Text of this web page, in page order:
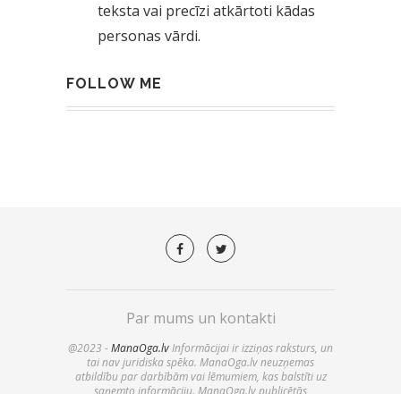
teksta vai precīzi atkārtoti kādas
personas vārdi.
FOLLOW ME
Par mums un kontakti
@2023 - ManaOga.lvInformācijai ir izziņas raksturs, un
tai nav juridiska spēka. ManaOga.lv neuzņemas
atbildību par darbībām vai lēmumiem, kas balstīti uz